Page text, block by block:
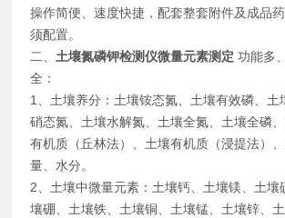
操作简便、速度快捷，配套整套附件及成品
须配置。
二、土壤氮磷钾检测仪微量元素测定 功能多
全：
1、土壤养分：土壤铵态氮、土壤有效磷、土
硝态氮、土壤水解氮、土壤全氮、土壤全磷
有机质（丘林法）、土壤有机质（浸提法）
量、水分。
2、土壤中微量元素：土壤钙、土壤镁、土壤
壤硼、土壤铁、土壤铜、土壤锰、土壤锌、